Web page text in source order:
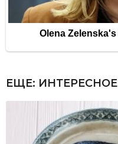
ЕЩЕ: ИНТЕРЕСНОЕ